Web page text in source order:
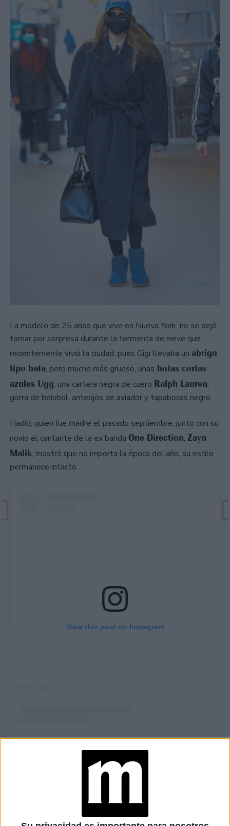
La modelo de 25 años que vive en Nueva York, no se dejó
tomar por sorpresa durante la tormenta de nieve que
recientemente vivió la ciudad, pues Gigi llevaba un abrigo
tipo bata, pero mucho más grueso, unas botas cortas
azules Ugg, una cartera negra de cuero Ralph Lauren,
gorra de beisbol, anteojos de aviador y tapabocas negro.
Hadid, quien fue madre el pasado septiembre, junto con su
novio el cantante de la ex banda One Direction, Zayn
Malik, mostró que no importa la época del año, su estilo
permanece intacto.
View this post on Instagram
TAMBIÉN TE PUEDE INTERESAR
REGRESO: IDEAS DE
LOOKS CON